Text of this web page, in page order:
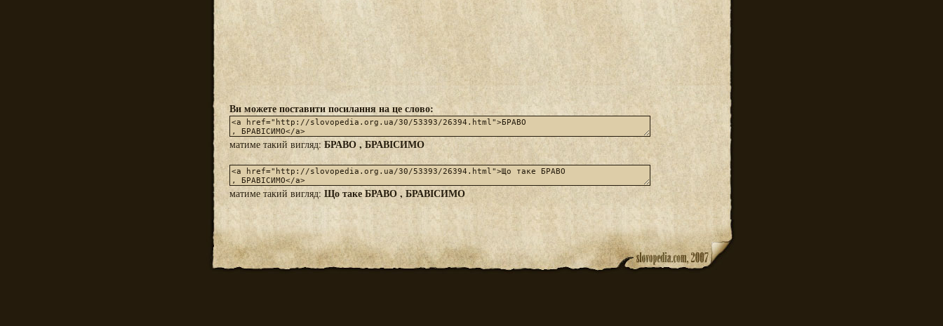
Ви можете поставити посилання на це слово:
матиме такий вигляд: БРАВО , БРАВІСИМО
матиме такий вигляд: Що таке БРАВО , БРАВІСИМО